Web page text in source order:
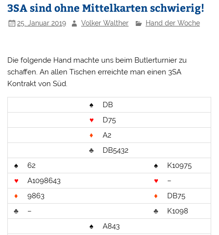
3SA sind ohne Mittelkarten schwierig!
25. Januar 2019 Volker Walther Hand der Woche
Die folgende Hand machte uns beim Butlerturnier zu
schaffen. An allen Tischen erreichte man einen 3SA
Kontrakt von Süd.
♠
DB
♥
D75
♦
A2
♣
DB5432
♠
62 ♠
K10975
♥
A1098643 ♥
–
♦
9863 ♦
DB75
♣
– ♣
K1098
♠
A843